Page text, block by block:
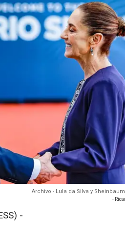
Archivo - Lula da Silva y
-
-